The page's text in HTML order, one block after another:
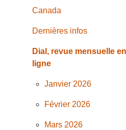
Canada
Dernières infos
Dial, revue mensuelle en
ligne
Janvier 2026
Février 2026
Mars 2026